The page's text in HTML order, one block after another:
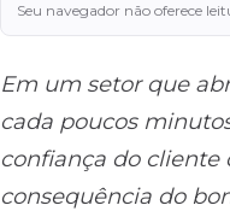
Seu navegador não oferece
Em um setor que
cada poucos
confiança do cliente
consequência do